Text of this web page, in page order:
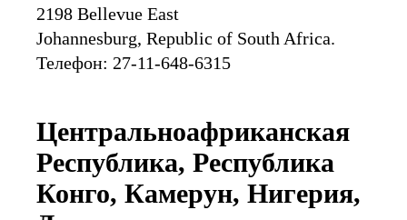
2198 Bellevue East
Johannesburg, Republic of South Africa.
Телефон: 27-11-648-6315
Центральноафриканская
Республика, Республика
Конго, Камерун, Нигерия,